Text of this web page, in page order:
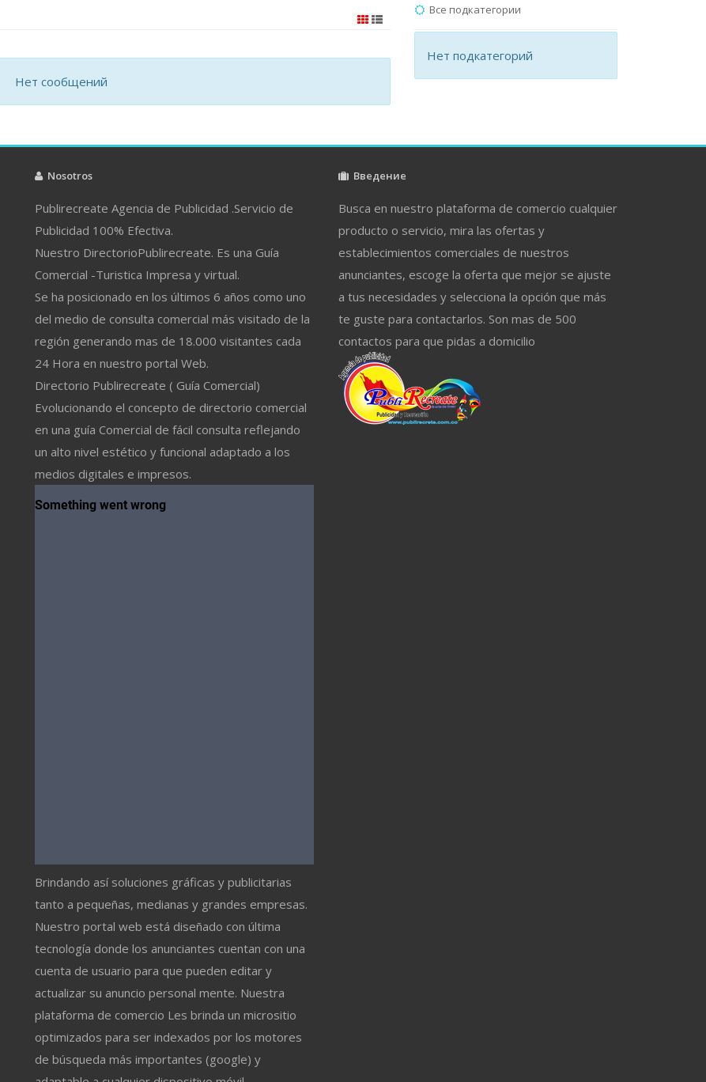
Нет сообщений
Все подкатегории
Нет подкатегорий
Nosotros
Publirecreate Agencia de Publicidad .Servicio de
Publicidad 100% Efectiva.
Nuestro DirectorioPublirecreate. Es una Guía
Comercial -Turistica Impresa y virtual.
Se ha posicionado en los últimos 6 años como uno
del medio de consulta comercial más visitado de la
región generando mas de 18.000 visitantes cada
24 Hora en nuestro portal Web.
Directorio Publirecreate ( Guía Comercial)
Evolucionando el concepto de directorio comercial
en una guía Comercial de fácil consulta reflejando
un alto nivel estético y funcional adaptado a los
medios digitales e impresos.
Brindando así soluciones gráficas y publicitarias
tanto a pequeñas, medianas y grandes empresas.
Nuestro portal web está diseñado con última
tecnología donde los anunciantes cuentan con una
cuenta de usuario para que pueden editar y
actualizar su anuncio personal mente. Nuestra
plataforma de comercio Les brinda un micrositio
optimizados para ser indexados por los motores
de búsqueda más importantes (google) y
Введение
Busca en nuestro plataforma de comercio cualquier
producto o servicio, mira las ofertas y
establecimientos comerciales de nuestros
anunciantes, escoge la oferta que mejor se ajuste
a tus necesidades y selecciona la opción que más
te guste para contactarlos. Son mas de 500
contactos para que pidas a domicilio